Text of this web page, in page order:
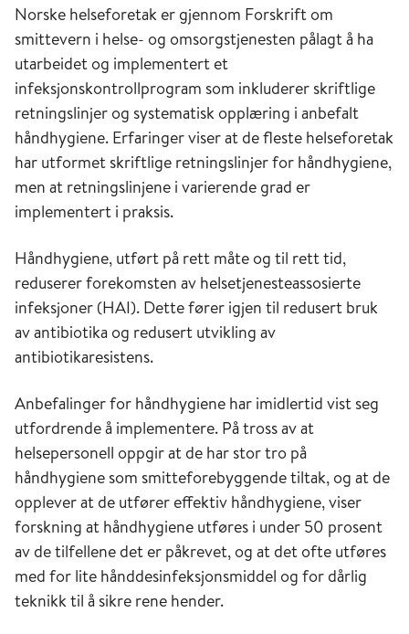
Norske helseforetak er gjennom Forskrift om
smittevern i helse- og omsorgstjenesten pålagt å ha
utarbeidet og implementert et
infeksjonskontrollprogram som inkluderer skriftlige
retningslinjer og systematisk opplæring i anbefalt
håndhygiene. Erfaringer viser at de fleste helseforetak
har utformet skriftlige retningslinjer for håndhygiene,
men at retningslinjene i varierende grad er
implementert i praksis.
Håndhygiene, utført på rett måte og til rett tid,
reduserer forekomsten av helsetjeneste­assosierte
infeksjoner (HAI). Dette fører igjen til redusert bruk
av antibiotika og redusert utvikling av
antibiotikaresistens.
Anbefalinger for håndhygiene har imidlertid vist seg
utfordrende å implementere. På tross av at
helsepersonell oppgir at de har stor tro på
håndhygiene som smitteforebyggende tiltak, og at de
opplever at de utfører effektiv håndhygiene, viser
forskning at håndhygiene utføres i under 50 prosent
av de tilfellene det er påkrevet, og at det ofte utføres
med for lite hånddesinfeksjonsmiddel og for dårlig
teknikk til å sikre rene hender.